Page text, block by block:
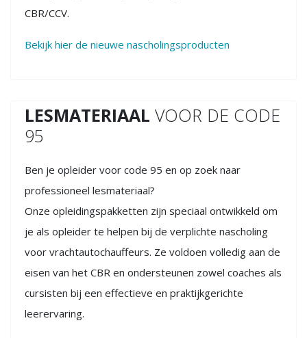
CBR/CCV.
Bekijk hier de nieuwe nascholingsproducten
LESMATERIAAL VOOR DE CODE
95
Ben je opleider voor code 95 en op zoek naar
professioneel lesmateriaal?
Onze opleidingspakketten zijn speciaal ontwikkeld om
je als opleider te helpen bij de verplichte nascholing
voor vrachtautochauffeurs. Ze voldoen volledig aan de
eisen van het CBR en ondersteunen zowel coaches als
cursisten bij een effectieve en praktijkgerichte
leerervaring.